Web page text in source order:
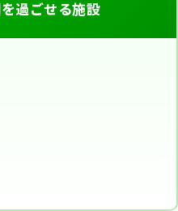
過ごせる施設